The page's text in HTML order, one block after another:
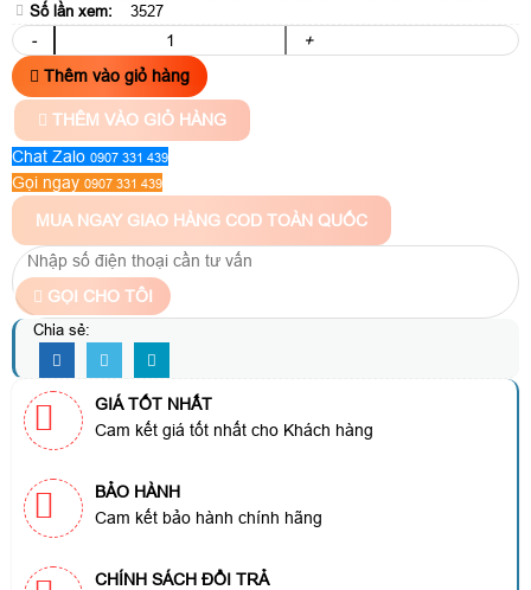
Số lần xem:
3527
-
+
Thêm vào giỏ hàng
THÊM VÀO GIỎ HÀNG
Chat Zalo 0907 331 439
Gọi ngay 0907 331 439
MUA NGAY GIAO HÀNG COD TOÀN QUỐC
GỌI CHO TÔI
Chia sẻ:
GIÁ TỐT NHẤT
Cam kết giá tốt nhất cho Khách hàng
BẢO HÀNH
Cam kết bảo hành chính hãng
CHÍNH SÁCH ĐỔI TRẢ